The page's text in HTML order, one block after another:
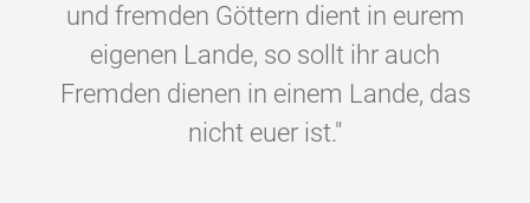
und fremden Göttern dient in eurem
eigenen Lande, so sollt ihr auch
Fremden dienen in einem Lande, das
nicht euer ist."